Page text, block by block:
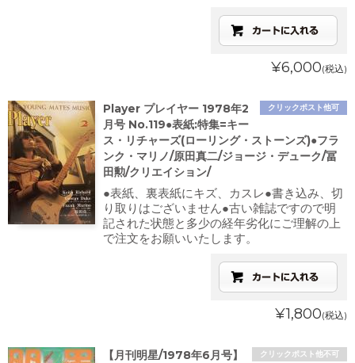
¥6,000(税込)
クリックポスト他可
Player プレイヤー 1978年2
月号 No.119●表紙:特集=キー
ス・リチャーズ(ローリング・ストーンズ)●フラ
ンク・マリノ/原田真二/ジョージ・デューク/冨
田勲/クリエイション/
●表紙、裏表紙にキズ、カスレ●書き込み、切
り取りはございません●古い雑誌ですので明
記された状態と多少の経年劣化にご理解の上
で注文をお願いいたします。
¥1,800(税込)
クリックポスト他不可
【月刊明星/1978年6月号】